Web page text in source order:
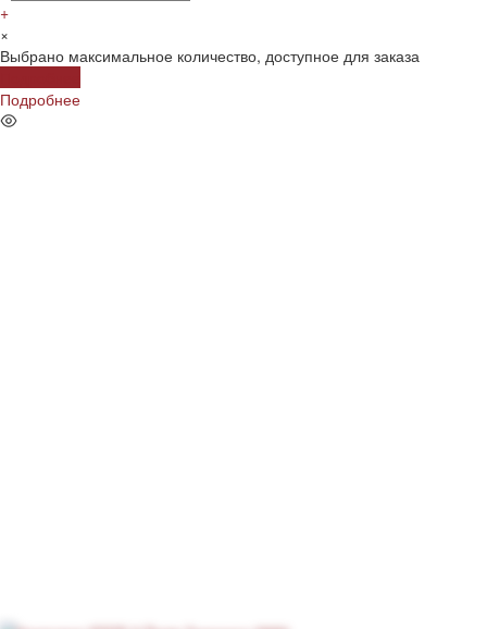
+
×
Выбрано максимальное количество, доступное для заказа
Подробнее